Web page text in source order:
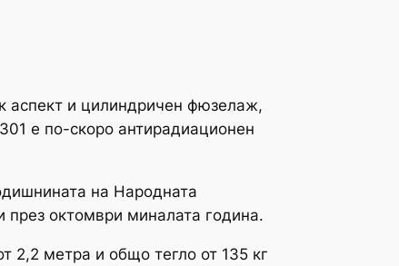
аспект и цилиндричен фюзелаж,
е по-скоро антирадиационен
на Народната
октомври миналата година.
2,2 метра и общо тегло от 135 кг